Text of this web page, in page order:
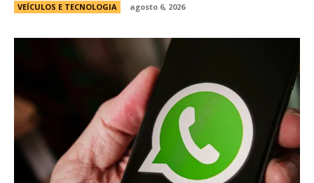
VEÍCULOS E TECNOLOGIA agosto 6, 2026